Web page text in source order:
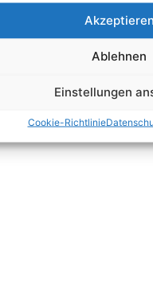
Ablehnen
Einstellungen
Cookie-Richtlinie